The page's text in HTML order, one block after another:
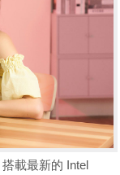
載最新的 Intel